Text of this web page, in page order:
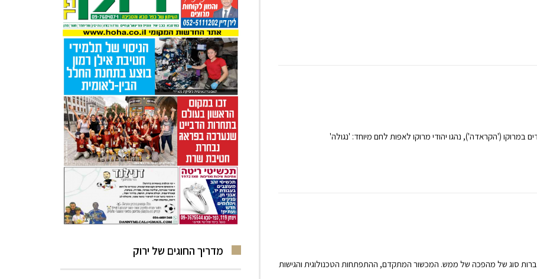
במרוקו ('הקראדה'), נהגו יהודי מרוקו לאפות לחם מיוחד: 'נגולה'
סוג של מהפכה של ממש. המכשור המתקדם, ההתפתחות הטכנולוגית והגישות
מדריך החוגים של ירוק